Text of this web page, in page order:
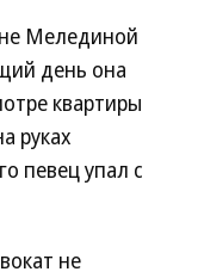
Мелединой
день она
квартиры
руках
певец упал с
не